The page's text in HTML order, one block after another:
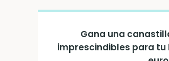
Gana una
imprescindibles para tu